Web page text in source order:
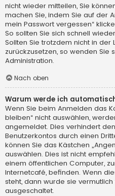
nicht wieder mitteilen, Sie
machen Sie, indem Sie auf der
mein Passwort vergessen“
So sollten Sie sich schnell
Sollten Sie trotzdem nicht in der
zurückzusetzen, so wenden Sie
Administration.
Nach oben
Warum werde ich
Wenn Sie beim Anmelden das
bleiben“ nicht auswählen,
angemeldet. Dies verhindert
Benutzerkontos durch einen
können Sie das Kästchen
auswählen. Dies ist nicht
einem öffentlichen Computer,
Internetcafé, befinden. Wenn
steht, dann wurde sie
ausgeschaltet.